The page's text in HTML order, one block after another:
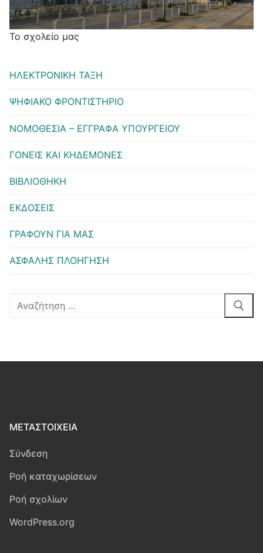
Το σχολείο μας
ΗΛΕΚΤΡΟΝΙΚΗ ΤΑΞΗ
ΨΗΦΙΑΚΟ ΦΡΟΝΤΙΣΤΗΡΙΟ
ΝΟΜΟΘΕΣΙΑ – ΕΓΓΡΑΦΑ ΥΠΟΥΡΓΕΙΟΥ
ΓΟΝΕΙΣ ΚΑΙ ΚΗΔΕΜΟΝΕΣ
ΒΙΒΛΙΟΘΗΚΗ
ΕΚΔΟΣΕΙΣ
ΓΡΑΦΟΥΝ ΓΙΑ ΜΑΣ
ΑΣΦΑΛΗΣ ΠΛΟΗΓΗΣΗ
Αναζήτηση
ΜΕΤΑΣΤΟΙΧΕΊΑ
Σύνδεση
Ροή καταχωρίσεων
Ροή σχολίων
WordPress.org